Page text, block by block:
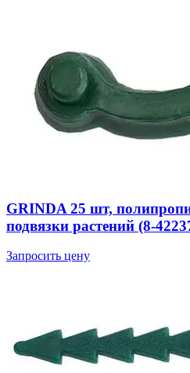
GRINDA 25 шт,
подвязки растений (8-
Запросить цену